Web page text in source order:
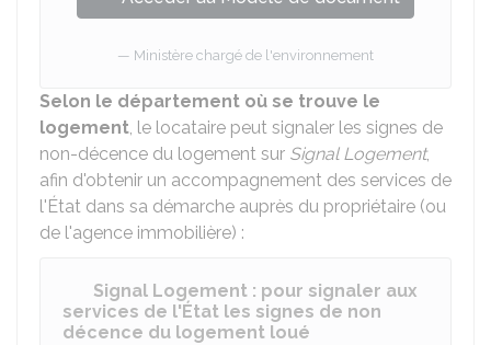
Ministère chargé de l'environnement
Selon le département où se trouve le
logement, le locataire peut signaler les signes de
non-décence du logement sur Signal Logement,
afin d'obtenir un accompagnement des services de
l'État dans sa démarche auprès du propriétaire (ou
de l'agence immobilière) :
Signal Logement : pour signaler aux
services de l'État les signes de non
décence du logement loué